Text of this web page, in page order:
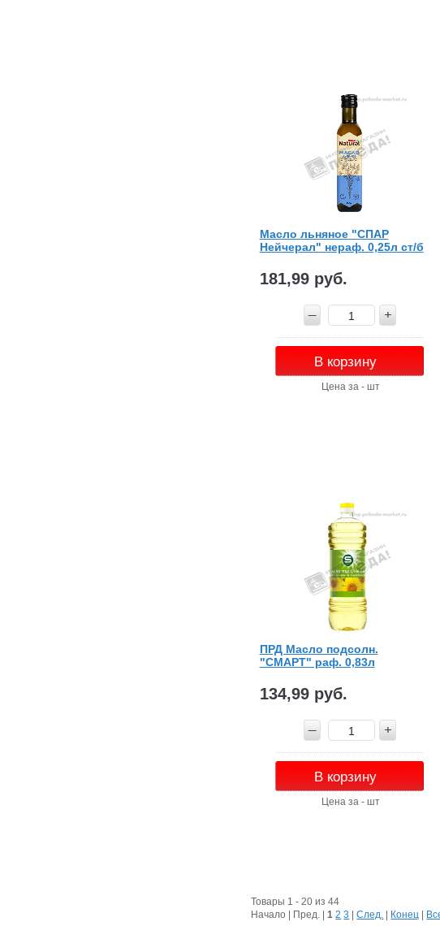
Масло льняное "СПАР
Нейчерал" нераф. 0,25л ст/б
181,99 руб.
В корзину
Цена за - шт
ПРД Масло подсолн.
"СМАРТ" раф. 0,83л
134,99 руб.
В корзину
Цена за - шт
Товары 1 - 20 из 44
Начало | Пред. |1 2 3 |След. Конец